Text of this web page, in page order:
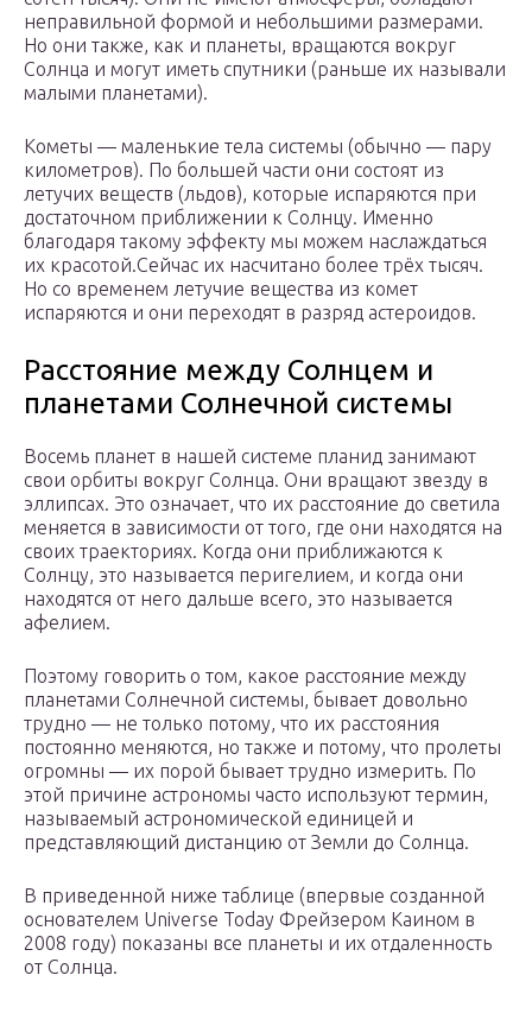
неправильной формой и небольшими размерами.
Но они также, как и планеты, вращаются вокруг
Солнца и могут иметь спутники (раньше их называли
малыми планетами).
Кометы — маленькие тела системы (обычно — пару
километров). По большей части они состоят из
летучих веществ (льдов), которые испаряются при
достаточном приближении к Солнцу. Именно
благодаря такому эффекту мы можем наслаждаться
их красотой.Сейчас их насчитано более трёх тысяч.
Но со временем летучие вещества из комет
испаряются и они переходят в разряд астероидов.
Расстояние между Солнцем и
планетами Солнечной системы
Восемь планет в нашей системе планид занимают
свои орбиты вокруг Солнца. Они вращают звезду в
эллипсах. Это означает, что их расстояние до светила
меняется в зависимости от того, где они находятся на
своих траекториях. Когда они приближаются к
Солнцу, это называется перигелием, и когда они
находятся от него дальше всего, это называется
афелием.
Поэтому говорить о том, какое расстояние между
планетами Солнечной системы, бывает довольно
трудно — не только потому, что их расстояния
постоянно меняются, но также и потому, что пролеты
огромны — их порой бывает трудно измерить. По
этой причине астрономы часто используют термин,
называемый астрономической единицей и
представляющий дистанцию от Земли до Солнца.
В приведенной ниже таблице (впервые созданной
основателем Universe Today Фрейзером Каином в
2008 году) показаны все планеты и их отдаленность
от Солнца.